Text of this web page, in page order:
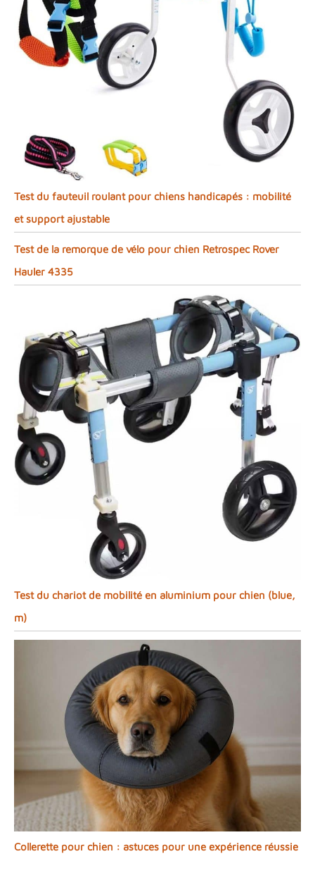
Test du fauteuil roulant pour chiens handicapés : mobilité
et support ajustable
Test de la remorque de vélo pour chien Retrospec Rover
Hauler 4335
Test du chariot de mobilité en aluminium pour chien (blue,
m)
Collerette pour chien : astuces pour une expérience réussie